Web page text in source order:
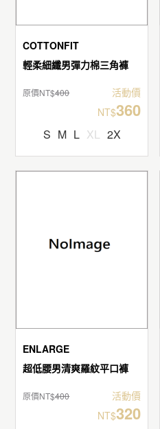
COTTONFIT
輕柔細纖男彈力棉三角褲
原價NT$400
活動價
NT$360
S M L XL 2X
ENLARGE
超低腰男清爽羅紋平口褲
原價NT$400
活動價
NT$320